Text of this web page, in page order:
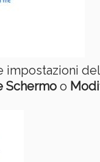
impostazioni
Schermo o